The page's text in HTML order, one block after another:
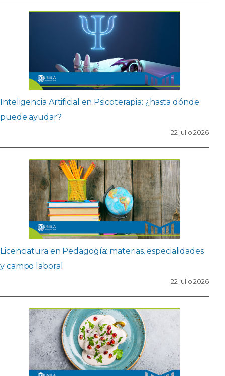
Inteligencia Artificial en Psicoterapia: ¿hasta dónde
puede ayudar?
22 julio 2026
Licenciatura en Pedagogía: materias, especialidades
y campo laboral
22 julio 2026